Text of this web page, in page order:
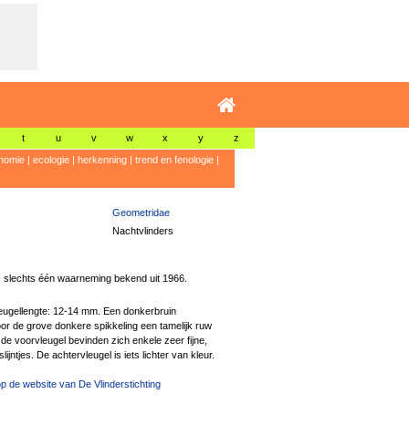
t u v w x y z
| ecologie| herkenning| trend en fenologie|
Geometridae
Nachtvlinders
één waarneming bekend uit 1966.
12-14 mm. Een donkerbruin
de grove donkere spikkeling een tamelijk ruw
voorvleugel bevinden zich enkele zeer fijne,
De achtervleugel is iets lichter van kleur.
de website van De Vlinderstichting